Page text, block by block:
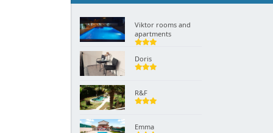
Viktor rooms and
apartments
Doris
R&F
Emma